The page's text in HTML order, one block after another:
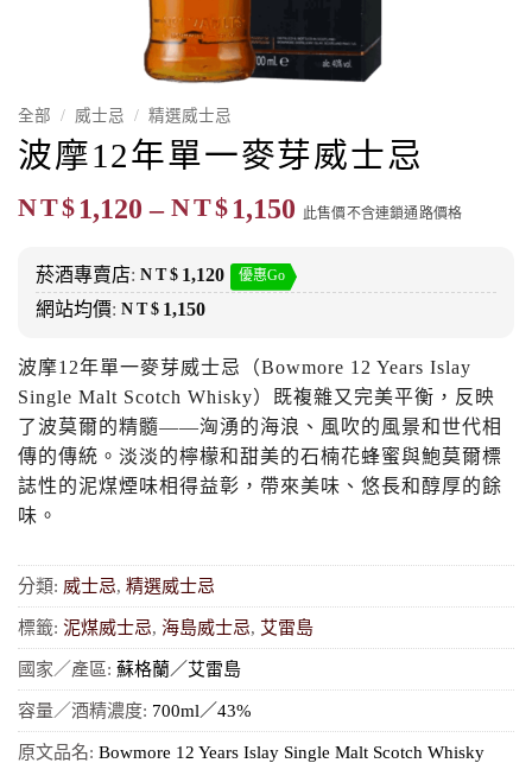
全部 / 威士忌 / 精選威士忌
波摩12年單一麥芽威士忌
NT$ 1,120 – NT$ 1,150 價
範
圍：
NT$1,150
此售價不含連鎖通路價格
菸酒專賣店: NT$ 1,120 優惠Go
網站均價: NT$ 1,150
波摩12年單一麥芽威士忌（Bowmore 12 Years Islay
Single Malt Scotch Whisky）既複雜又完美平衡，反映
了波莫爾的精髓——洶湧的海浪、風吹的風景和世代相
傳的傳統。淡淡的檸檬和甜美的石楠花蜂蜜與鮑莫爾標
誌性的泥煤煙味相得益彰，帶來美味、悠長和醇厚的餘
味。
分類: 威士忌, 精選威士忌
標籤: 泥煤威士忌, 海島威士忌, 艾雷島
國家／產區: 蘇格蘭／艾雷島
容量／酒精濃度: 700ml／43%
原文品名: Bowmore 12 Years Islay Single Malt Scotch Whisky